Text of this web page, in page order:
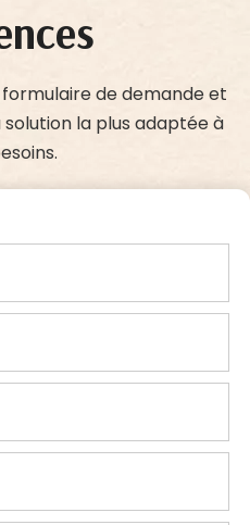
de demande et
la plus adaptée à